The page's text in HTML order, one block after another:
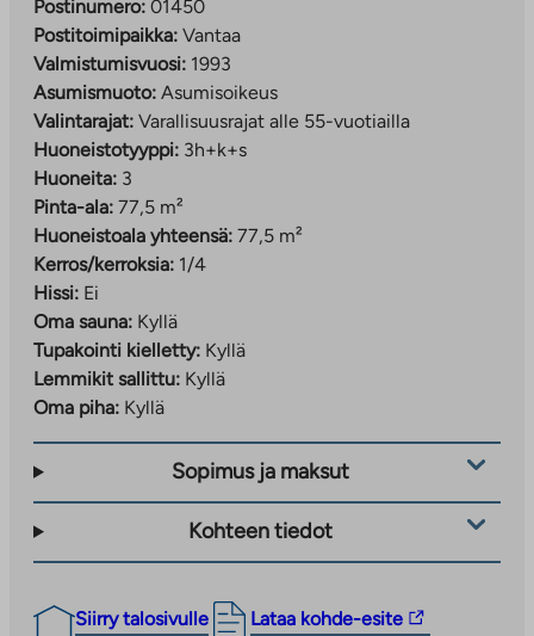
Postinumero: 01450
Postitoimipaikka: Vantaa
Valmistumisvuosi: 1993
Asumismuoto: Asumisoikeus
Valintarajat: Varallisuusrajat alle 55-vuotiailla
Huoneistotyyppi: 3h+k+s
Huoneita: 3
Pinta-ala: 77,5 m²
Huoneistoala yhteensä: 77,5 m²
Kerros/kerroksia: 1/4
Hissi: Ei
Oma sauna: Kyllä
Tupakointi kielletty: Kyllä
Lemmikit sallittu: Kyllä
Oma piha: Kyllä
Sopimus ja maksut
Kohteen tiedot
Siirry talosivulle Lataa kohde-esite
Linkki